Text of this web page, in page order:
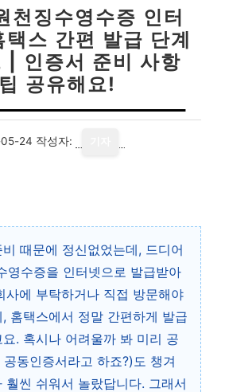
천징수영수증 인터
스 간편 발급 단계
| 인증서 준비 사항
공유해요!
24 작성자:
때문에 정신없었는데, 드디어
영수증을 인터넷으로 발급받아
사에 부탁하거나 직접 방문해야
홈택스에서 정말 간편하게 발급
. 혹시나 어려울까 봐 미리 공
동인증서라고 하죠?)도 챙겨
훨씬 쉬워서 놀랐답니다. 그래서